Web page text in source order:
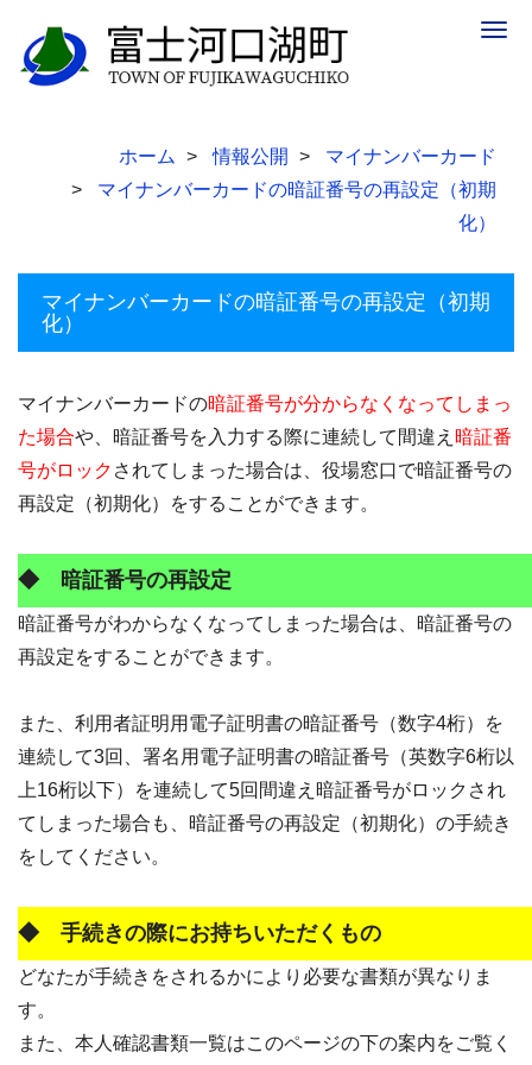
ホーム 情報公開
マイナンバーカード
マイナンバーカードの暗証番号の再設定（初期
化）
マイナンバーカードの暗証番号の再設定（初期
化）
マイナンバーカードの暗証番号が分からなくなってしまっ
た場合や、暗証番号を入力する際に連続して間違え 暗証番
号がロック されてしまった場合は、役場窓口で暗証番号の
再設定（初期化）をすることができます。
◆ 暗証番号の再設定
暗証番号がわからなくなってしまった場合は、暗証番号の
再設定をすることができます。
また、利用者証明用電子証明書の暗証番号（数字4桁）を
連続して3回、署名用電子証明書の暗証番号（英数字6桁以
上16桁以下）を連続して5回間違え暗証番号がロックされ
てしまった場合も、暗証番号の再設定（初期化）の手続き
をしてください。
◆ 手続きの際にお持ちいただくもの
どなたが手続きをされるかにより必要な書類が異なりま
す。
また、本人確認書類一覧はこのページの下の案内をご覧く